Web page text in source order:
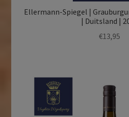
Ellermann-Spiegel |
| Duitsland |
€13,95